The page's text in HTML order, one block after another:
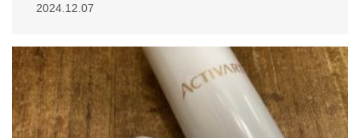
2024.12.07